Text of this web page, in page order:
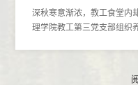
深秋寒意渐浓，教工食堂内
理学院教工第三党支部组织